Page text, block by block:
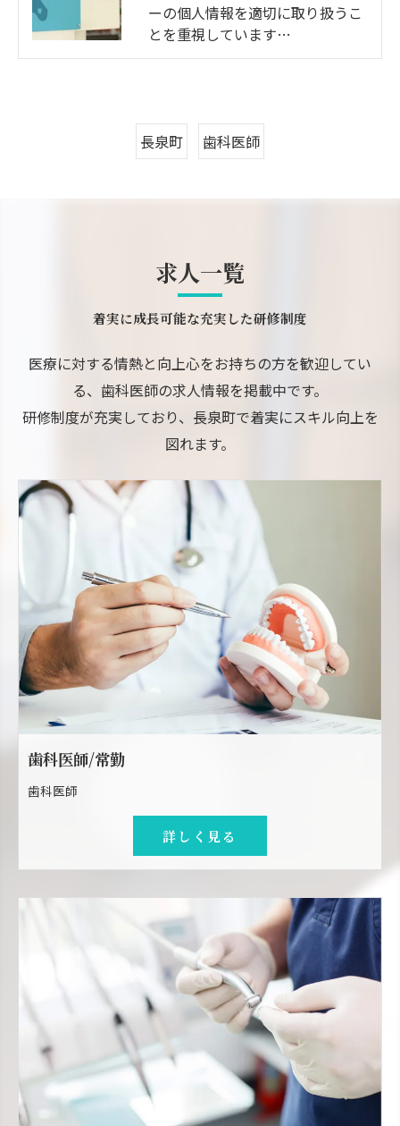
ーの個人情報を適切に取り扱うこ
とを重視しています…
長泉町 歯科医師
求人一覧
着実に成長可能な充実した研修制度
医療に対する情熱と向上心をお持ちの方を歓迎してい
る、歯科医師の求人情報を掲載中です。
研修制度が充実しており、長泉町で着実にスキル向上を
図れます。
歯科医師/常勤
歯科医師
詳しく見る